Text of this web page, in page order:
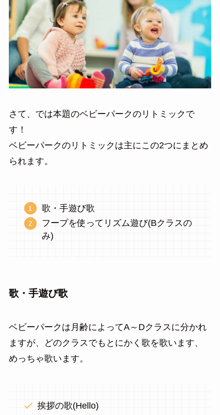
さて、では本題のベビーパークのリトミックで
す！
ベビーパークのリトミックは主にこの2つにまとめ
られます。
歌・手遊び歌
フープを使ってリズム遊び(Bクラスの
み)
歌・手遊び歌
ベビーパークは月齢によってA～Dクラスに分かれ
ますが、どのクラスでもとにかく歌を歌います、
めっちゃ歌います。
挨拶の歌(Hello)